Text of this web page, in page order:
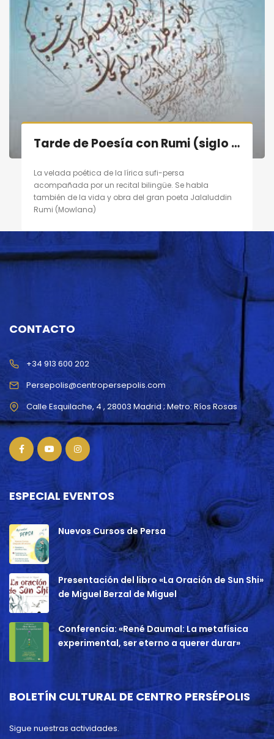
Tarde de Poesía con Rumi (siglo XIII) en Madrid el 10/09/11
La velada poética de la lírica sufi-persa
acompañada por un recital bilingüe. Se habla
también de la vida y obra del gran poeta Jalaluddin
Rumi (Mowlana)
CONTACTO
Persepolis@centropersepolis.com
+34 913 600 202
ESPECIAL EVENTOS
Nuevos Cursos de Persa
Presentación del libro «La Oración de Sun Shi»
de Miguel Berzal de Miguel
Conferencia: «René Daumal: La metafísica
experimental, ser eterno a querer durar»
BOLETÍN CULTURAL DE CENTRO PERSÉPOLIS
Sigue nuestras actividades.